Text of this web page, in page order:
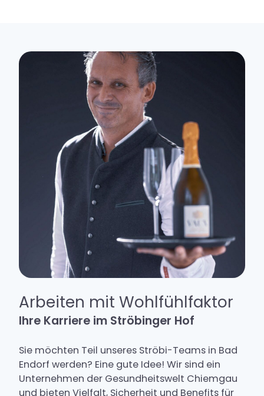
Arbeiten mit Wohlfühlfaktor
Ihre Karriere im Ströbinger Hof
Sie möchten Teil unseres Ströbi-Teams in Bad
Endorf werden? Eine gute Idee! Wir sind ein
Unternehmen der Gesundheitswelt Chiemgau
und bieten Vielfalt, Sicherheit und Benefits für